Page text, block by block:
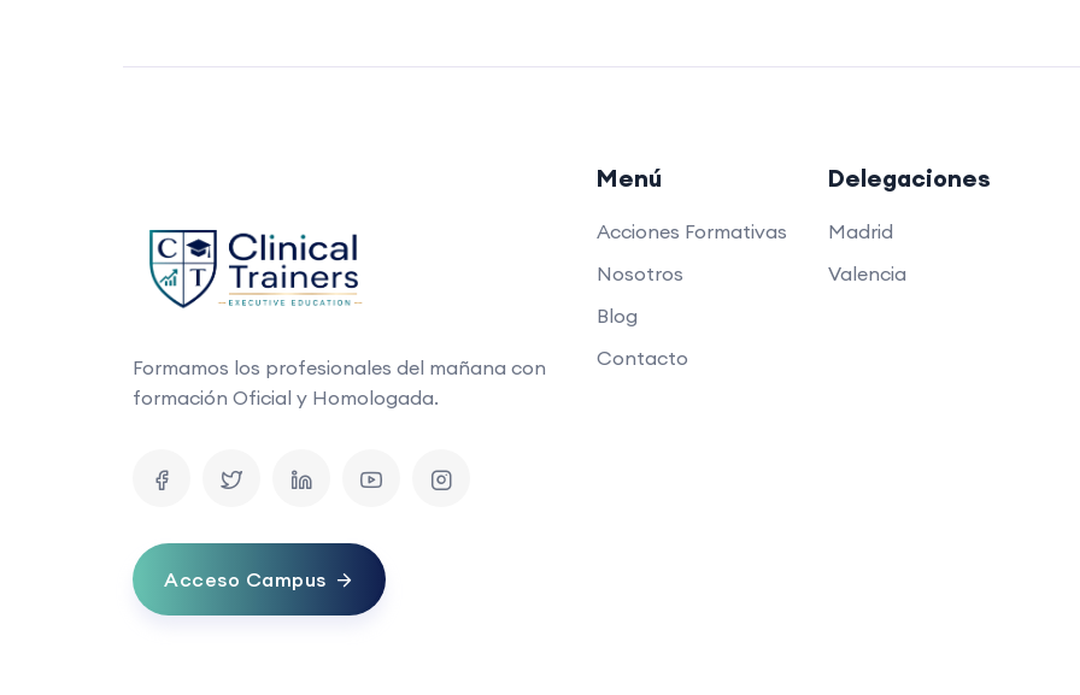
Formamos los profesionales del mañana con
formación Oficial y Homologada.
Acceso Campus
Menú
Acciones Formativas
Nosotros
Blog
Contacto
Delegaciones
Madrid
Valencia